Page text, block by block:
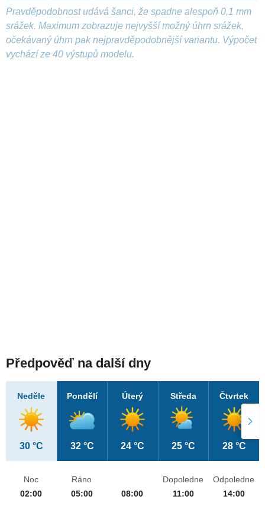
Pravděpodobnost udává šanci, že spadne alespoň 0,1 mm
srážek. Maximum zobrazuje nejvyšší možný úhrn srážek,
očekávaný úhrn pak nejpravděpodobnější variantu. Výpočet
vychází ze 40 výstupů modelu.
Předpověď na další dny
Neděle
30 °C
Pondělí
32 °C
Úterý
24 °C
Středa
25 °C
Čtvrtek
28 °C
Noc
02:00
Ráno
05:00
08:00
Dopoledne
11:00
Odpoledne
14:00